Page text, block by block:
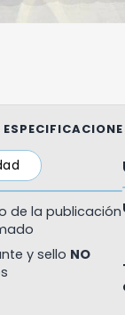
de la publicación
y sello NO